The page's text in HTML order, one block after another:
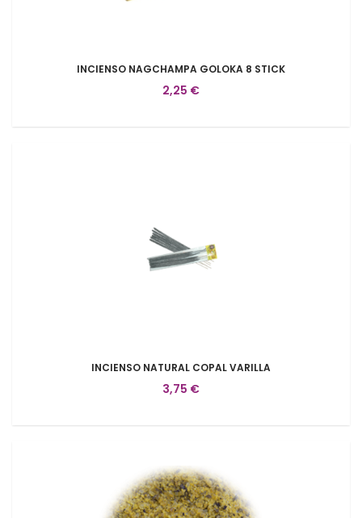
INCIENSO NAGCHAMPA GOLOKA 8 STICK
2,25 €
INCIENSO NATURAL COPAL VARILLA
3,75 €